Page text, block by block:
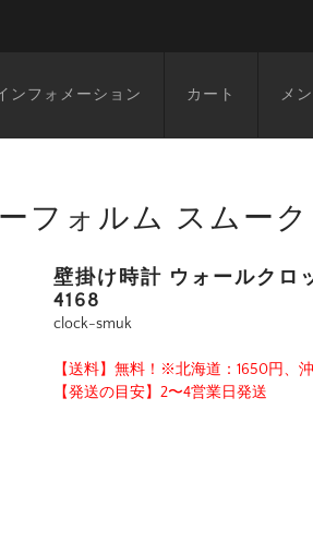
ンフォメーション カート メ
フォルム スムーク
壁掛け時計 ウォールクロ
4168
clock-smuk
【送料】無料！※北海道：1650円、
【発送の目安】2〜4営業日発送